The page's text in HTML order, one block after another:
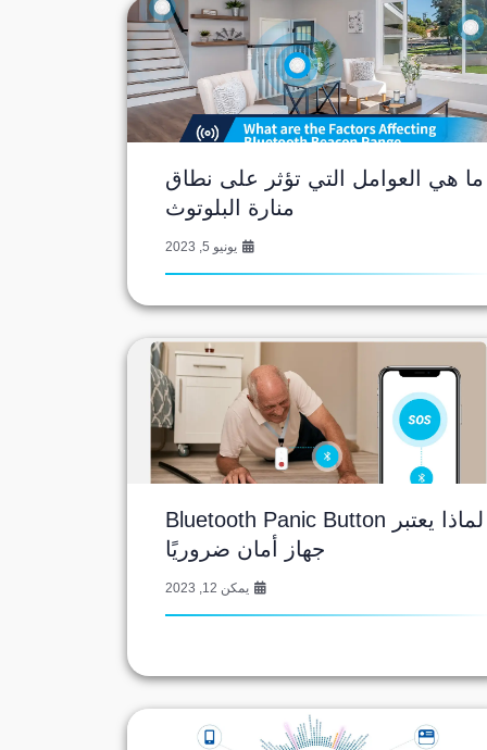
ما هي العوامل التي تؤثر على نطاق
منارة البلوتوث
يونيو 5, 2023
لماذا يعتبر Bluetooth Panic Button
جهاز أمان ضروريًا
يمكن 12, 2023